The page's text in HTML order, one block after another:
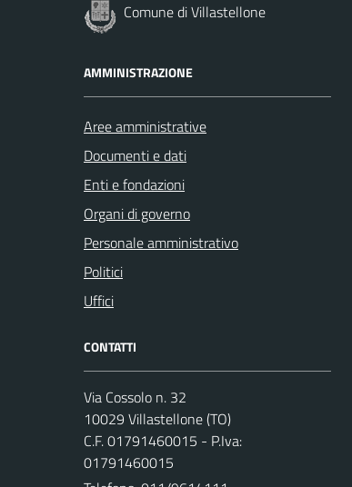
Comune di Villastellone
AMMINISTRAZIONE
Aree amministrative
Documenti e dati
Enti e fondazioni
Organi di governo
Personale amministrativo
Politici
Uffici
CONTATTI
Via Cossolo n. 32
10029 Villastellone (TO)
C.F. 01791460015 - P.Iva:
01791460015